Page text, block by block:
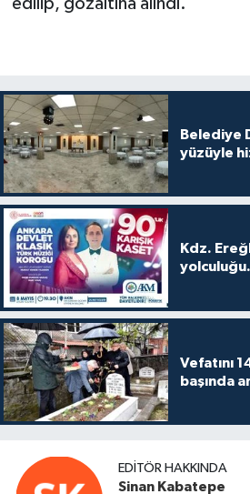
Belediye
yüzüyle
Kdz.
Vefatını
başında
EDITÖR HAKKINDA
Sinan Kabatepe